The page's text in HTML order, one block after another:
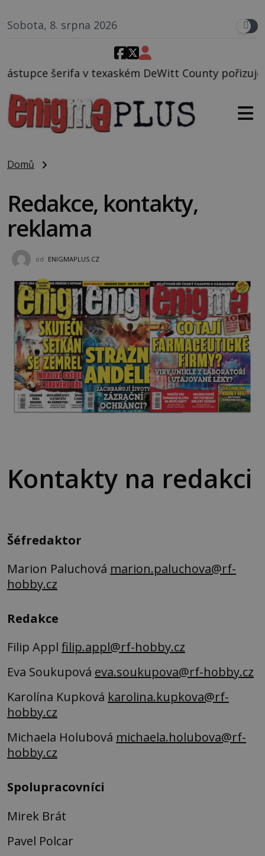
Sobota, 8. srpna 2026
šerifa v texaském DeWitt County pořizuje
Domů
Redakce, kontakty,
reklama
od ENIGMAPLUS.CZ
Kontakty na redakci
Šéfredaktor
Marion Paluchová marion.paluchova@rf-
hobby.cz
Redakce
Filip Appl filip.appl@rf-hobby.cz
Eva Soukupová eva.soukupova@rf-hobby.cz
Karolína Kupková karolina.kupkova@rf-
hobby.cz
Michaela Holubová michaela.holubova@rf-
hobby.cz
Spolupracovníci
Mirek Brát
Pavel Polcar